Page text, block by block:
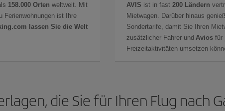
158.000 Orten weltweit. Mit
Ferienwohnungen ist Ihre
lassen Sie die Welt
AVIS ist in fast 200 Ländern
Mietwagen. Darüber hinaus
Sondertarife, damit Sie Ihren
zusätzlicher Fahrer und Avios für
Freizeitaktivitäten umsetzen
die Sie für Ihren Flug nach